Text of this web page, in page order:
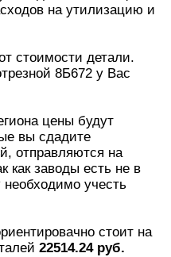
на утилизацию и
стоимости детали.
8Б672 у Вас
цены будут
вы сдадите
отправляются на
как заводы есть не в
учесть
стоит на
22514.24 руб.